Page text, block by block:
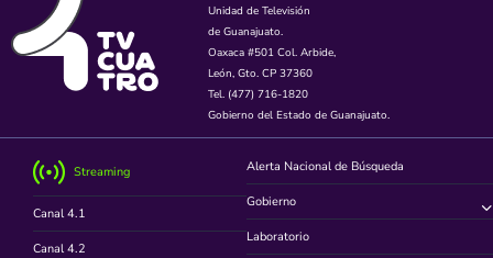
Unidad de Televisión
de Guanajuato.
Oaxaca #501 Col. Arbide,
León, Gto. CP 37360
Tel. (477) 716-1820
Gobierno del Estado de Guanajuato.
Streaming
Canal 4.1
Canal 4.2
Alerta Nacional de Búsqueda
Gobierno
Laboratorio